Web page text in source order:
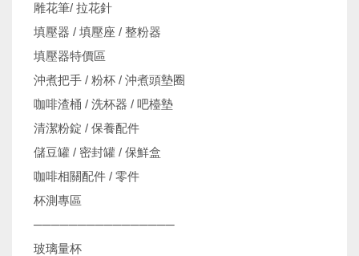
雕花筆/ 拉花針
填壓器 / 填壓座 / 整粉器
填壓器特價區
沖煮把手 / 粉杯 / 沖煮頭墊圈
咖啡渣桶 / 洗杯器 / 吧檯墊
清潔粉錠 / 保養配件
儲豆罐 / 密封罐 / 保鮮盒
咖啡相關配件 / 零件
杯測專區
────────────────
玻璃量杯